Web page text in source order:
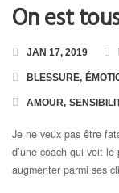
On est
JAN 17, 2019
BLESSURE,
AMOUR,
Je ne veux pas être
d’une coach qui voit
augmenter parmi ses